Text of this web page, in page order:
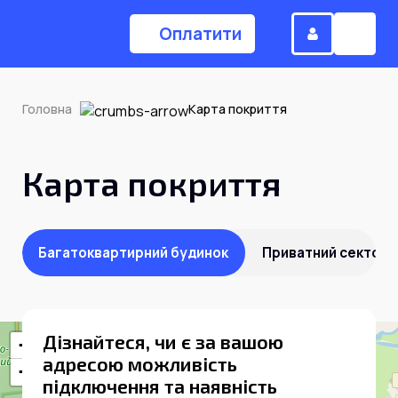
Оплатити
Для дому
Акції
Інтернет
(044) 224-84-34
Замовити дзвінок
Головна Карта покриття
Карта покриття
Багатоквартирний будинок Приватний сектор
+
−
Дізнайтеся, чи є за вашою
адресою можливiсть
підключення та наявність